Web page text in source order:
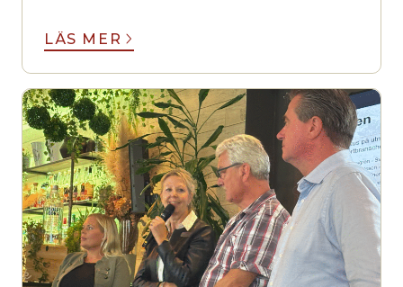
LÄS MER